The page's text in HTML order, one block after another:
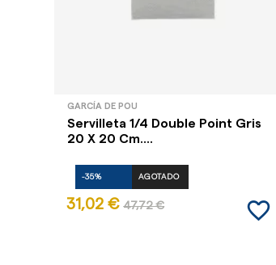
GARCÍA DE POU
Servilleta 1/4 Double Point Gris
20 X 20 Cm....
-35% AGOTADO
31,02 € 47,72 € favorite_border